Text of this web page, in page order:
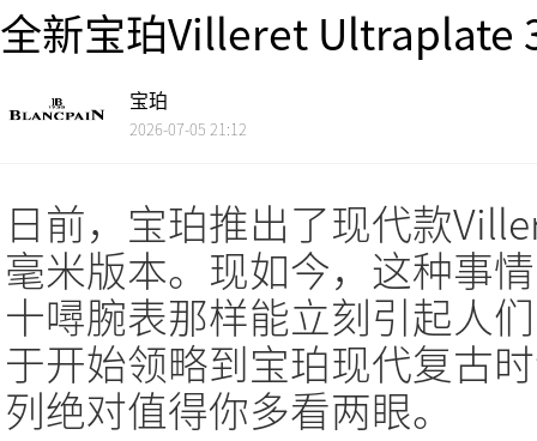
全新宝珀Villeret Ultraplate
宝珀
2026-07-05 21:12
日前，宝珀推出了现代款
毫米版本。现如今，这种事
十噚腕表那样能立刻引起人
于开始领略到宝珀现代复古
列绝对值得你多看两眼。